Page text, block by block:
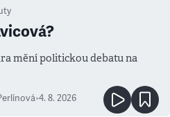
mění politickou debatu na
•4. 8. 2026